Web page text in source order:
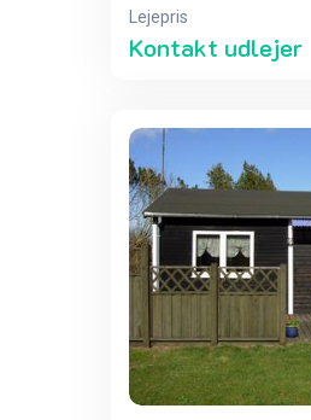
Lejepris
Kontakt udlejer